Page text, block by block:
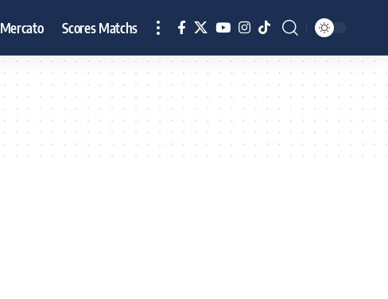
Mercato Scores Matchs